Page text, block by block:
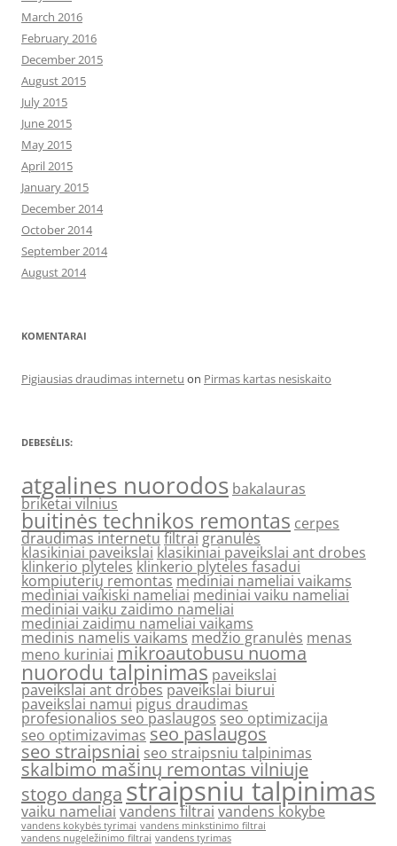
March 2016
February 2016
December 2015
August 2015
July 2015
June 2015
May 2015
April 2015
January 2015
December 2014
October 2014
September 2014
August 2014
KOMENTARAI
Pigiausias draudimas internetu on Pirmas kartas nesiskaito
DEBESĖLIS:
atgalines nuorodos bakalauras
briketai vilnius
buitinės technikos remontas cerpes
draudimas internetufiltraigranulės
klasikiniai paveikslai klasikiniai paveikslai ant drobes
klinkerio plyteles klinkerio plyteles fasadui
kompiuterių remontas mediniai nameliai vaikams
mediniai vaikiski nameliai mediniai vaiku nameliai
mediniai vaiku zaidimo nameliai
mediniai zaidimu nameliai vaikams
medinis namelis vaikams medžio granulės menas
meno kuriniai mikroautobusu nuoma
nuorodu talpinimas paveikslai
paveikslai ant drobespaveikslai biurui
paveikslai namui pigus draudimas
profesionalios seo paslaugos seo optimizacija
seo optimizavimas seo paslaugos
seo straipsniai seo straipsniu talpinimas
skalbimo mašinų remontas vilniuje
stogo danga straipsniu talpinimas
vaiku nameliai vandens filtrai vandens kokybe
vandens kokybės tyrimai vandens minkstinimo filtrai
vandens nugeležinimo filtrai vandens tyrimas